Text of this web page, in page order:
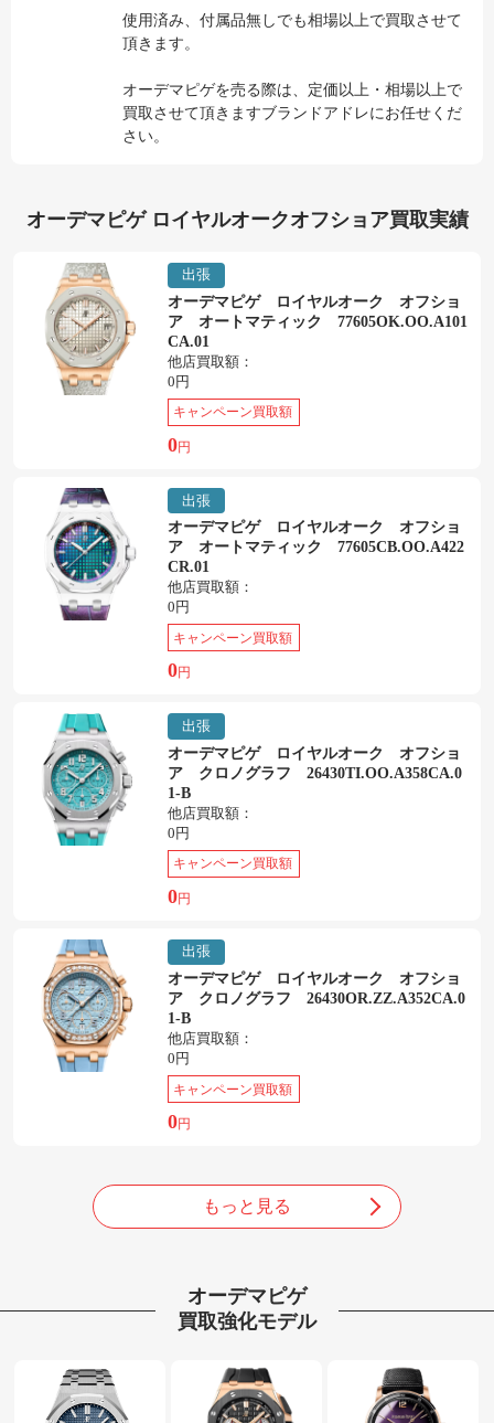
使用済み、付属品無しでも相場以上で買取させて
頂きます。
オーデマピゲを売る際は、定価以上・相場以上で
買取させて頂きますブランドアドレにお任せくだ
さい。
オーデマピゲ ロイヤルオークオフショア買取実績
出張
オーデマピゲ ロイヤルオーク オフショ
ア オートマティック 77605OK.OO.A101
CA.01
他店買取額：
0円
キャンペーン買取額
0円
出張
オーデマピゲ ロイヤルオーク オフショ
ア オートマティック 77605CB.OO.A422
CR.01
他店買取額：
0円
キャンペーン買取額
0円
出張
オーデマピゲ ロイヤルオーク オフショ
ア クロノグラフ 26430TI.OO.A358CA.0
1-B
他店買取額：
0円
キャンペーン買取額
0円
出張
オーデマピゲ ロイヤルオーク オフショ
ア クロノグラフ 26430OR.ZZ.A352CA.0
1-B
他店買取額：
0円
キャンペーン買取額
0円
もっと見る
オーデマピゲ
買取強化モデル